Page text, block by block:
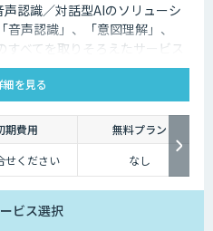
認識／対話型AIのソリューシ
声認識」、「意図理解」、
すべてを取りそろえたサービス
細を見る
期費用
無料プラン
せください なし
ビス選択